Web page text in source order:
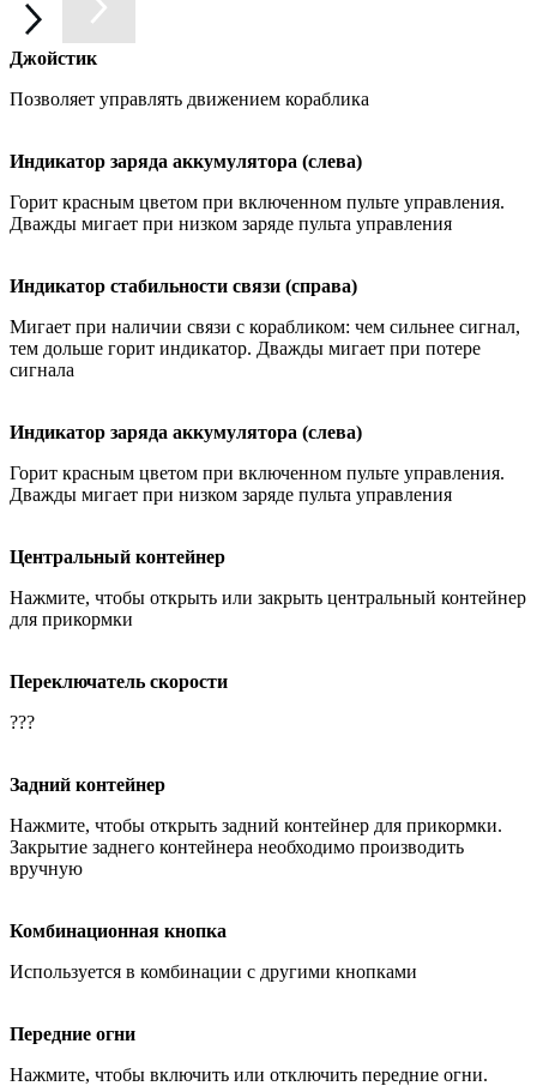
Джойстик
Позволяет управлять движением кораблика
Индикатор заряда аккумулятора (слева)
Горит красным цветом при включенном пульте управления.
Дважды мигает при низком заряде пульта управления
Индикатор стабильности связи (справа)
Мигает при наличии связи с корабликом: чем сильнее сигнал,
тем дольше горит индикатор. Дважды мигает при потере
сигнала
Индикатор заряда аккумулятора (слева)
Горит красным цветом при включенном пульте управления.
Дважды мигает при низком заряде пульта управления
Центральный контейнер
Нажмите, чтобы открыть или закрыть центральный контейнер
для прикормки
Переключатель скорости
???
Задний контейнер
Нажмите, чтобы открыть задний контейнер для прикормки.
Закрытие заднего контейнера необходимо производить
вручную
Комбинационная кнопка
Используется в комбинации с другими кнопками
Передние огни
Нажмите, чтобы включить или отключить передние огни.